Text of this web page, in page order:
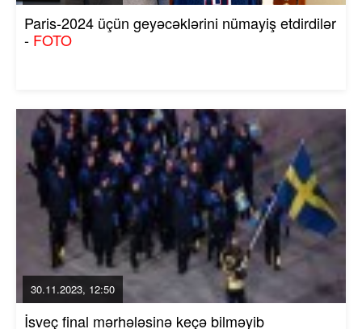
Paris-2024 üçün geyəcəklərini nümayiş etdirdilər
- FOTO
30.11.2023, 12:50
İsveç final mərhələsinə keçə bilməyib